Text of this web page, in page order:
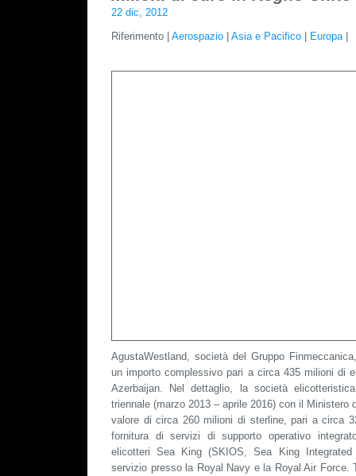
22 dic, 2012
Riferimento | Aerospazio Asia e Pacifico Europa|
AgustaWestland, società del Gruppo
un importo complessivo pari a circa 435 milioni di
Azerbaijan. Nel dettaglio, la società
triennale (marzo 2013 – aprile 2016) con il Ministero
valore di circa 260 milioni di sterline, pari a circa
fornitura di servizi di supporto operativo
elicotteri Sea King (SKIOS, Sea King Integrated
servizio presso la Royal Navy e la Royal Air Force.